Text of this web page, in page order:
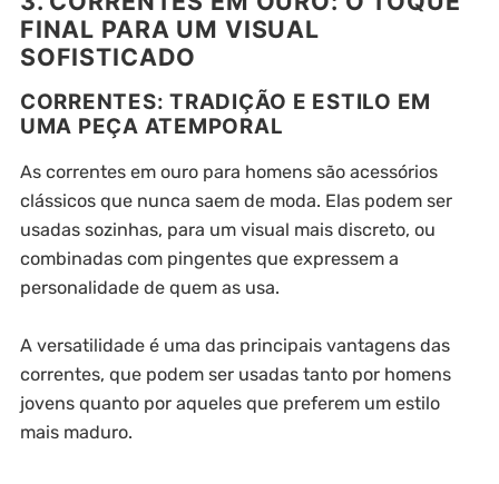
FINAL PARA UM VISUAL
SOFISTICADO
CORRENTES: TRADIÇÃO E ESTILO EM
UMA PEÇA ATEMPORAL
As correntes em ouro para homens são acessórios
clássicos que nunca saem de moda. Elas podem ser
usadas sozinhas, para um visual mais discreto, ou
combinadas com pingentes que expressem a
personalidade de quem as usa.
A versatilidade é uma das principais vantagens das
correntes, que podem ser usadas tanto por homens
jovens quanto por aqueles que preferem um estilo
mais maduro.